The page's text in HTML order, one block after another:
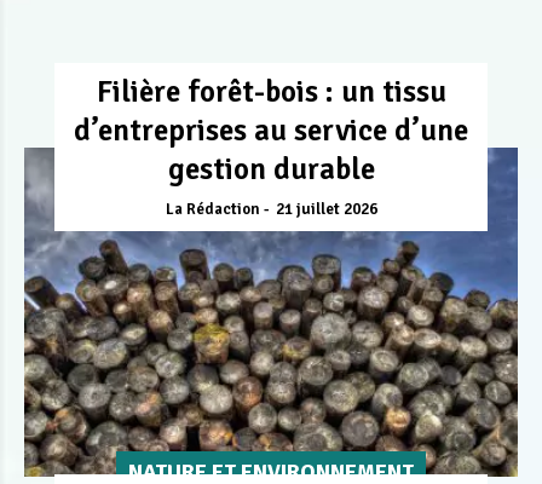
Filière forêt-bois : un tissu
d’entreprises au service d’une
gestion durable
La Rédaction 21 juillet 2026
NATURE ET ENVIRONNEMENT